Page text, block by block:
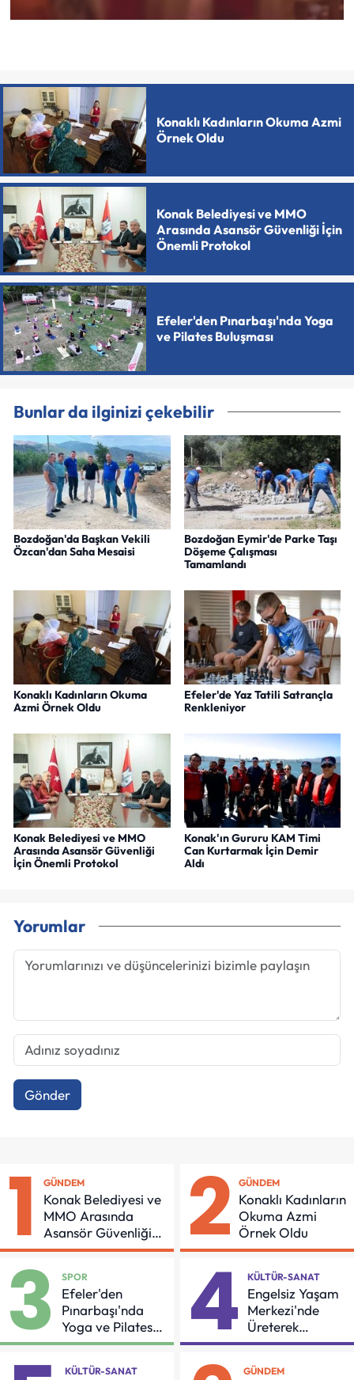
Konaklı Kadınların Okuma Azmi
Örnek Oldu
Konak Belediyesi ve MMO
Arasında Asansör Güvenliği İçin
Önemli Protokol
Efeler'den Pınarbaşı'nda Yoga
ve Pilates Buluşması
Bunlar da ilginizi çekebilir
Bozdoğan'da Başkan Vekili
Özcan'dan Saha Mesaisi
Bozdoğan Eymir'de Parke Taşı
Döşeme Çalışması
Tamamlandı
Konaklı Kadınların Okuma
Azmi Örnek Oldu
Efeler'de Yaz Tatili Satrançla
Renkleniyor
Konak Belediyesi ve MMO
Arasında Asansör Güvenliği
İçin Önemli Protokol
Konak'ın Gururu KAM Timi
Can Kurtarmak İçin Demir
Aldı
Yorumlar
Gönder
1 GÜNDEM
Konak Belediyesi ve
MMO Arasında
Asansör Güvenliği
İçin Önemli Protokol
2 GÜNDEM
Konaklı Kadınların
Okuma Azmi
Örnek Oldu
3 SPOR
Efeler'den
Pınarbaşı'nda
Yoga ve Pilates
Buluşması
4 KÜLTÜR-SANAT
Engelsiz Yaşam
Merkezi'nde
Üreterek
Güçleniyorlar
KÜLTÜR-SANAT GÜNDEM